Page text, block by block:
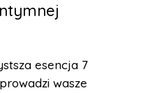
esencja 7
wasze